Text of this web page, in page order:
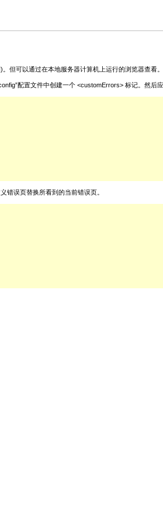
但可以通过在本地服务器计算机上运行的浏览器查看。
配置文件中创建一个 <customErrors> 标记。然后应
错误页替换所看到的当前错误页。